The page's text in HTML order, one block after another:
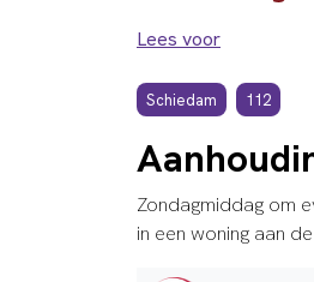
Lees voor
Schiedam 112
Zondagmiddag om
in een woning aan